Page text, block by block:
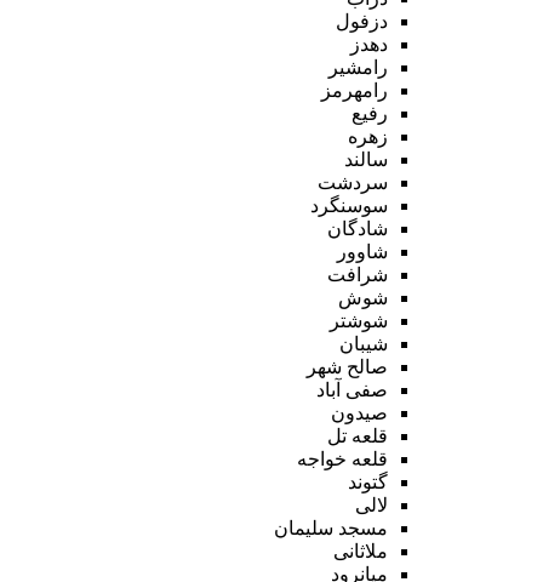
دزفول
دهدز
رامشیر
رامهرمز
رفیع
زهره
سالند
سردشت
سوسنگرد
شادگان
شاوور
شرافت
شوش
شوشتر
شیبان
صالح شهر
صفی آباد
صیدون
قلعه تل
قلعه خواجه
گتوند
لالی
مسجد سلیمان
ملاثانی
میانرود